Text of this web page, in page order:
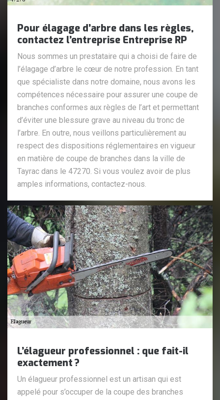
Pour élagage d’arbre dans les règles,
contactez l’entreprise Entreprise RP
Nous sommes un prestataire qui a choisi de faire de
l’élagage d’arbre le cœur de notre profession. En tant
que spécialiste dans notre domaine, nous avons les
compétences nécessaire pour assurer une coupe de
branches conformes aux règles de l’art et permettant
d’éviter une blessure grave au niveau du tronc de
l’arbre. En outre, nous veillons particulièrement au
respect des dispositions réglementaires en vigueur
en matière de coupe de branches dans la ville de
Tayrac dans le 47270. Si vous voulez avoir de plus
amples informations, contactez-nous.
L’élagueur professionnel : que fait-il
exactement ?
Un élagueur professionnel est un artisan qui est
appelé pour s’occuper de la coupe des branches